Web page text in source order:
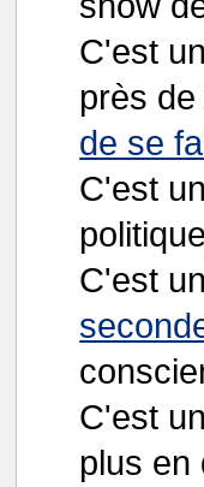
C'est
près
de se
C'est
C'est
C'est
plus en